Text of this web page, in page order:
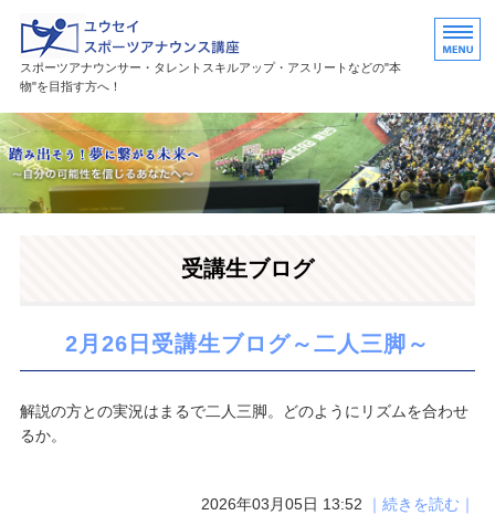
ユウセイスポーツアナウンスス
スポーツアナウンサー・タレントスキルアップ・アスリートなどの"本
物"を目指す方へ！
HOME
講座紹介
活躍中の卒業生・受講生受講生ブログ
2月26日受講生ブログ～二人三脚～
解説の方との実況はまるで二人三脚。どのようにリズムを合わせ
るか。
2026年03月05日 13:52 ｜続きを読む｜